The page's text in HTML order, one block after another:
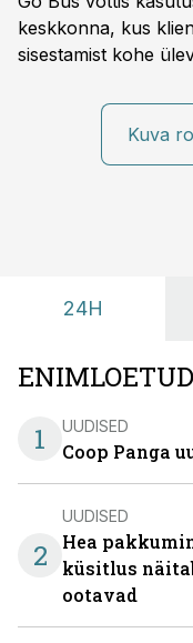
keskkonna, kus
sisestamist kohe
kiiresti edasi liikuda
Kuva
24H
ENIMLOETUD
1
UUDISED
Coop Panga
2
UUDISED
Hea
küsitlus
ootavad